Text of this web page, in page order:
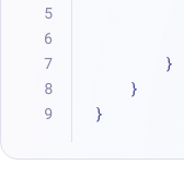
        }
    }
}